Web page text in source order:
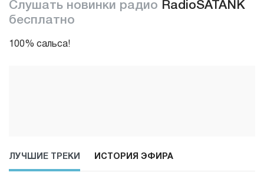
Слушать новинки радио RadioSATANK
бесплатно
100% сальса!
ЛУЧШИЕ ТРЕКИ ИСТОРИЯ ЭФИРА